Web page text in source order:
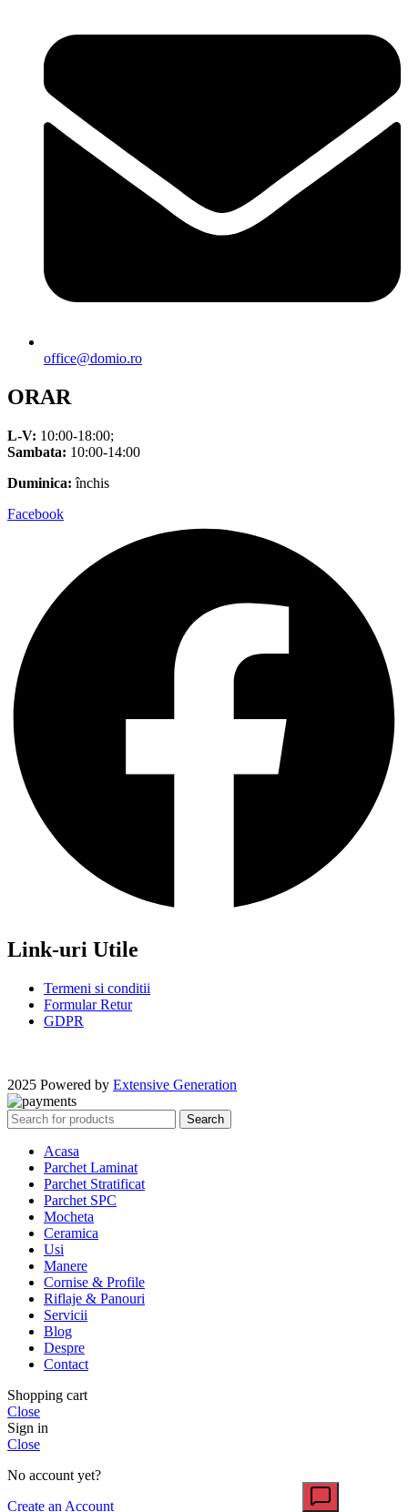
office@domio.ro
ORAR
L-V: 10:00-18:00;
Sambata: 10:00-14:00
Duminica: închis
Facebook
Link-uri Utile
Termeni si conditii
Formular Retur
GDPR
2025 Powered by Extensive Generation
Search
Acasa
Parchet Laminat
Parchet Stratificat
Parchet SPC
Mocheta
Ceramica
Usi
Manere
Cornise & Profile
Riflaje & Panouri
Servicii
Blog
Despre
Contact
Shopping cart
Close
Sign in
Close
No account yet?
Create an Account